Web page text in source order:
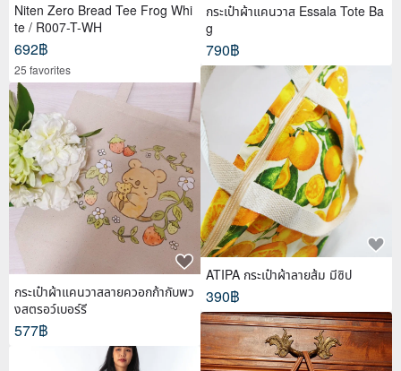
Niten Zero Bread Tee Frog Whi
te / R007-T-WH
692฿
25 favorites
กระเป๋าผ้าแคนวาสลายควอกก้ากับพว
งสตรอว์เบอร์รี
577฿
กระเป๋าผ้าแคนวาส Essala Tote Ba
g
790฿
ATIPA กระเป๋าผ้าลายส้ม มีซิป
390฿